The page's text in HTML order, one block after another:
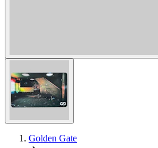
Golden Gate